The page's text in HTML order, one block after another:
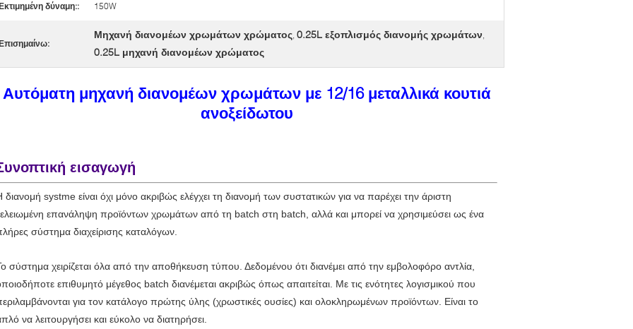
δύναμη:: 150W
Μηχανή διανομέων χρωμάτων χρώματος, 0.25L εξοπλισμός διανομής χρωμάτων,
0.25L μηχανή διανομέων χρώματος
Αυτόματη μηχανή διανομέων χρωμάτων με 12/16 μεταλλικά κουτιά
ανοξείδωτου
εισαγωγή
διανομή systme είναι όχι μόνο ακριβώς ελέγχει τη διανομή των συστατικών για να παρέχει την άριστη
επανάληψη προϊόντων χρωμάτων από τη batch στη batch, αλλά και μπορεί να χρησιμεύσει ως ένα
σύστημα διαχείρισης καταλόγων.
σύστημα χειρίζεται όλα από την αποθήκευση τύπου. Δεδομένου ότι διανέμει από την εμβολοφόρο αντλία,
επιθυμητό μέγεθος batch διανέμεται ακριβώς όπως απαιτείται. Με τις ενότητες λογισμικού που
για τον κατάλογο πρώτης ύλης (χρωστικές ουσίες) και ολοκληρωμένων προϊόντων. Είναι το
να λειτουργήσει και εύκολο να διατηρήσει.